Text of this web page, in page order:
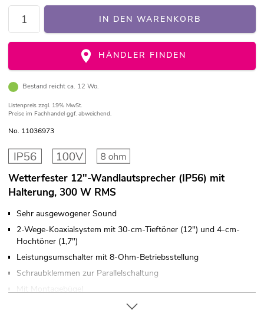
IN DEN WARENKORB
HÄNDLER FINDEN
Bestand reicht ca. 12 Wo.
Listenpreis zzgl. 19% MwSt.
Preise im Fachhandel ggf. abweichend.
No. 11036973
Wetterfester 12"-Wandlautsprecher (IP56) mit
Halterung, 300 W RMS
Sehr ausgewogener Sound
2-Wege-Koaxialsystem mit 30-cm-Tieftöner (12") und 4-cm-
Hochtöner (1,7")
Leistungsumschalter mit 8-Ohm-Betriebsstellung
Schraubklemmen zur Parallelschaltung
Mit Montagebügel
Aluminiumgitter in grau mit Akustikschaumstoff